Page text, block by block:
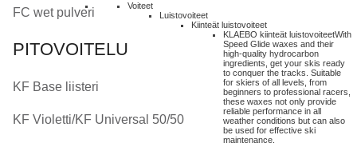
Voiteet
Luistovoiteet
Kiinteät luistovoiteet
KLAEBO kiinteät luistovoiteetWith
Speed Glide waxes and their
high-quality hydrocarbon
ingredients, get your skis ready
to conquer the tracks. Suitable
for skiers of all levels, from
beginners to professional racers,
these waxes not only provide
reliable performance in all
weather conditions but can also
be used for effective ski
maintenance.
FC wet pulveri
PITOVOITELU
KF Base liisteri
KF Violetti/KF Universal 50/50